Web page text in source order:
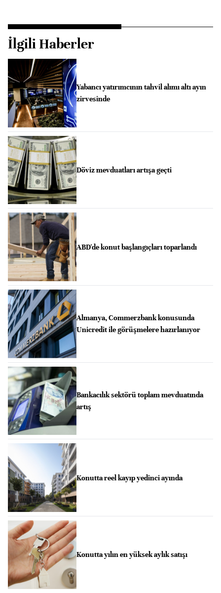
İlgili Haberler
Yabancı yatırımcının tahvil alımı altı ayın
zirvesinde
Döviz mevduatları artışa geçti
ABD'de konut başlangıçları toparlandı
Almanya, Commerzbank konusunda
Unicredit ile görüşmelere hazırlanıyor
Bankacılık sektörü toplam mevduatında
artış
Konutta reel kayıp yedinci ayında
Konutta yılın en yüksek aylık satışı